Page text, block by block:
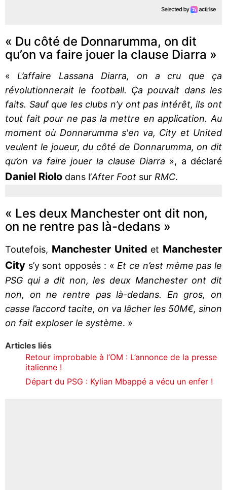
« Du côté de Donnarumma, on dit
qu’on va faire jouer la clause Diarra »
« L’affaire Lassana Diarra, on a cru que ça
révolutionnerait le football. Ça pouvait dans les
faits. Sauf que les clubs n’y ont pas intérêt, ils ont
tout fait pour ne pas la mettre en application. Au
moment où Donnarumma s'en va, City et United
veulent le joueur, du côté de Donnarumma, on dit
qu’on va faire jouer la clause Diarra », a déclaré
Daniel Riolo dans l’After Foot sur RMC.
« Les deux Manchester ont dit non,
on ne rentre pas là-dedans »
Toutefois, Manchester United et Manchester
City s’y sont opposés : « Et ce n’est même pas le
PSG qui a dit non, les deux Manchester ont dit
non, on ne rentre pas là-dedans. En gros, on
casse l’accord tacite, on va lâcher les 50M€, sinon
on fait exploser le système. »
Articles liés
Retour improbable à l’OM : L’annonce de la presse
italienne !
Départ du PSG : Kylian Mbappé a vécu un enfer !